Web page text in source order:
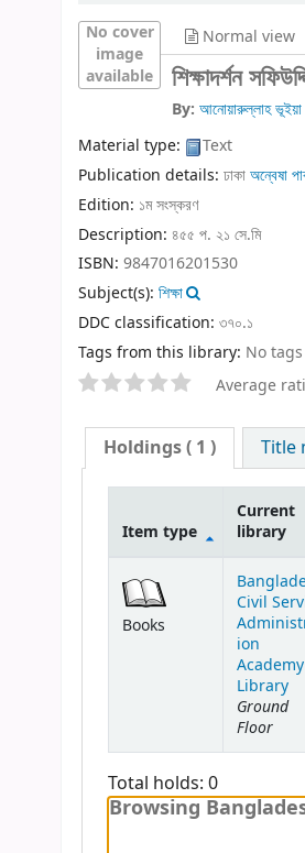
No cover
image
available
Normal view
শিক্ষাদর্শন
By: আনোয়ারুল্লাহ ভূইয়া
Material type:
Text
Publication details: ঢাকাঅন্বেষা
Edition: ১ম সংস্করণ
Description: ৪৫৫ প. ২১ সে.মি
ISBN: 9847016201530
Subject(s): শিক্ষা
DDC classification: ৩৭০.১
Tags from this library: No
Average
Holdings( 1 ) Title
Item type
Current
library
Books
Civil
ion
Academy
Library
Ground
Floor
Total holds: 0
Browsing